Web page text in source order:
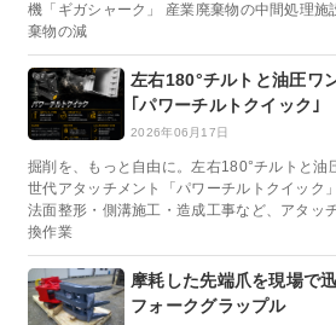
機「ギガシャーク」 産業廃棄物の中間処理施
棄物の減
左右180°チルトと油圧ワ
｢パワーチルトクイック｣
2026年06月17日
掘削を、もっと自由に。左右180°チルトと油
世代アタッチメント「パワーチルトクイック
法面整形・側溝施工・造成工事など、アタッ
換作業
摩耗した先端爪を現場で
フォークグラップル